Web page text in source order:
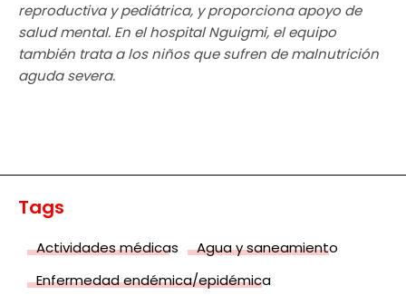
reproductiva y pediátrica, y proporciona apoyo de
salud mental. En el hospital Nguigmi, el equipo
también trata a los niños que sufren de malnutrición
aguda severa.
Tags
Actividades médicas
Agua y saneamiento
Enfermedad endémica/epidémica